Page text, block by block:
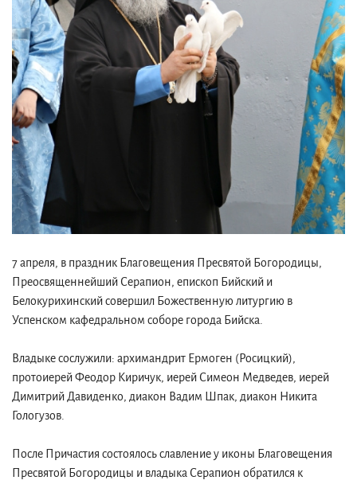
7 апреля, в праздник Благовещения Пресвятой Богородицы,
Преосвященнейший Серапион, епископ Бийский и
Белокурихинский совершил Божественную литургию в
Успенском кафедральном соборе города Бийска.
Владыке сослужили: архимандрит Ермоген (Росицкий),
протоиерей Феодор Киричук, иерей Симеон Медведев, иерей
Димитрий Давиденко, диакон Вадим Шпак, диакон Никита
Гологузов.
После Причастия состоялось славление у иконы Благовещения
Пресвятой Богородицы и владыка Серапион обратился к